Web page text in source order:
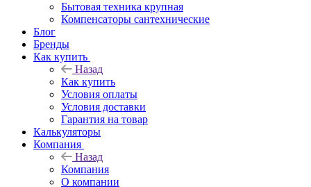
Бытовая техника крупная
Компенсаторы сантехнические
Блог
Бренды
Как купить
Назад
Как купить
Условия оплаты
Условия доставки
Гарантия на товар
Калькуляторы
Компания
Назад
Компания
О компании